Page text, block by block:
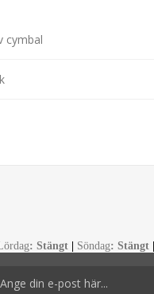
cymbal
: Stängt Söndag: Stängt